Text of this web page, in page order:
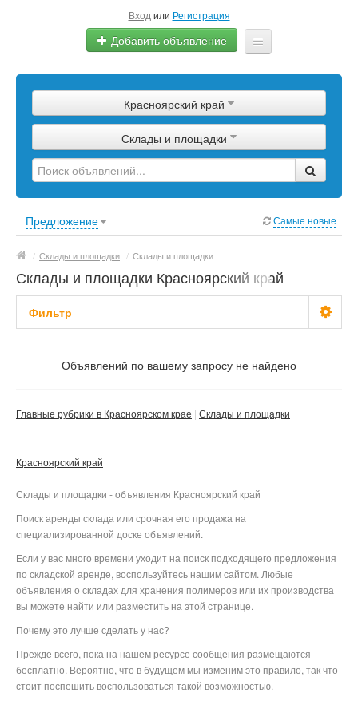
Вход или Регистрация
Добавить объявление
Сырье
Изделия
Оборудование
Красноярский край
Склады и площадки
Предложение Самые новые
/ Склады и площадки / Склады и площадки
Склады и площадки Красноярский край
Фильтр
Не важно
Без посредников
Применить Сбросить фильтр
Объявлений по вашему запросу не найдено
Главные рубрики в Красноярском крае Склады и площадки
Красноярский край
Склады и площадки - объявления Красноярский край
Поиск аренды склада или срочная его продажа на
специализированной доске объявлений.
Если у вас много времени уходит на поиск подходящего предложения
по складской аренде, воспользуйтесь нашим сайтом. Любые
объявления о складах для хранения полимеров или их производства
вы можете найти или разместить на этой странице.
Почему это лучше сделать у нас?
Прежде всего, пока на нашем ресурсе сообщения размещаются
бесплатно. Вероятно, что в будущем мы изменим это правило, так что
стоит поспешить воспользоваться такой возможностью.